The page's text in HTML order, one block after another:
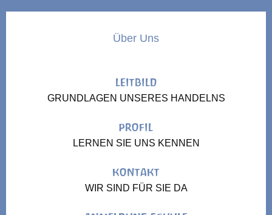
Über Uns
LEITBILD
GRUNDLAGEN UNSERES HANDELNS
PROFIL
LERNEN SIE UNS KENNEN
KONTAKT
WIR SIND FÜR SIE DA